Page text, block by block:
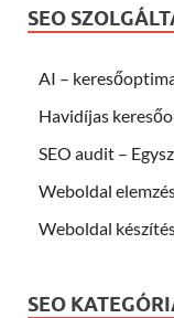
SEO
AI –
Havidíjas
SEO audit –
Weboldal
Weboldal
SEO